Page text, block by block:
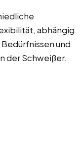
abhängig
und
der Schweißer.